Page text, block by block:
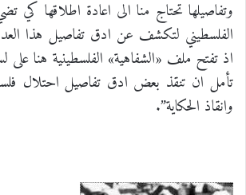
وتفاصيلها تحتاج منا الى اعادة اطلاقها كي
الفلسطيني لتكشف عن ادق تفاصيل هذا
اذ تفتح ملف «الشفاهية» الفلسطينية هنا على
تأمل ان تنقذ بعض ادق تفاصيل احتلال
وانقاذ الحكاية”.